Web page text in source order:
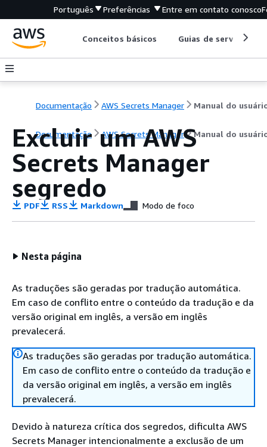
Português Preferências Entre em contato conosco
Conceitos básicos Guias de serviço
Documentação AWS Secrets Manager Manual do
Documentação AWS Secrets Manager Manual do
Excluir um AWS
Secrets Manager
segredo
PDF RSS Markdown Modo de foco
Nesta página
As traduções são geradas por tradução automática.
Em caso de conflito entre o conteúdo da tradução e da
versão original em inglês, a versão em inglês
prevalecerá.
As traduções são geradas por tradução automática.
Em caso de conflito entre o conteúdo da tradução e
da versão original em inglês, a versão em inglês
prevalecerá.
Devido à natureza crítica dos segredos, dificulta AWS
Secrets Manager intencionalmente a exclusão de um